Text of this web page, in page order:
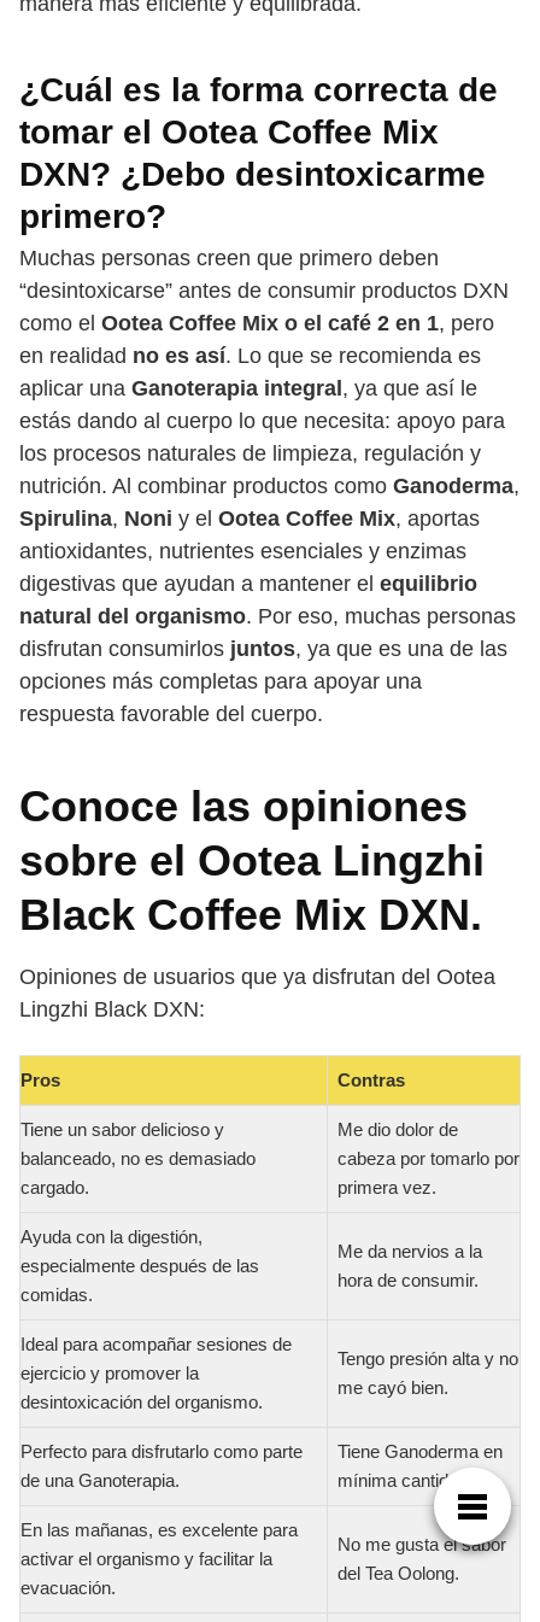
¿Cuál es la forma correcta de
tomar el Ootea Coffee Mix
DXN? ¿Debo desintoxicarme
primero?
Muchas personas creen que primero deben
“desintoxicarse” antes de consumir productos DXN
como el Ootea Coffee Mix o el café 2 en 1, pero
en realidad no es así. Lo que se recomienda es
aplicar una Ganoterapia integral , ya que así le
estás dando al cuerpo lo que necesita: apoyo para
los procesos naturales de limpieza, regulación y
nutrición. Al combinar productos como Ganoderma,
Spirulina, Noni y el Ootea Coffee Mix, aportas
antioxidantes, nutrientes esenciales y enzimas
digestivas que ayudan a mantener el equilibrio
natural del organismo. Por eso, muchas personas
disfrutan consumirlos juntos, ya que es una de las
opciones más completas para apoyar una
respuesta favorable del cuerpo.
Conoce las opiniones
sobre el Ootea Lingzhi
Black Coffee Mix DXN.
Opiniones de usuarios que ya disfrutan del Ootea
Lingzhi Black DXN:
Pros Contras
Tiene un sabor delicioso y
balanceado, no es demasiado
cargado.
Me dio dolor de
cabeza por tomarlo por
primera vez.
Ayuda con la digestión,
especialmente después de las
comidas.
Me da nervios a la
hora de consumir.
Ideal para acompañar sesiones de
ejercicio y promover la
desintoxicación del organismo.
Tengo presión alta y no
me cayó bien.
Perfecto para disfrutarlo como parte
de una Ganoterapia.
Tiene Ganoderma en
mínima cantidad.
En las mañanas, es excelente para
activar el organismo y facilitar la
evacuación.
No me gusta el sabor
del Tea Oolong.